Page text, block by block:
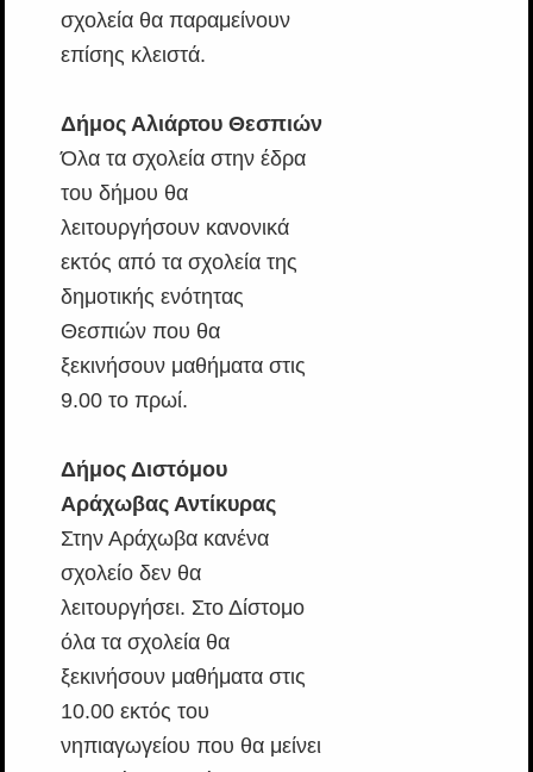
σχολεία θα παραμείνουν
επίσης κλειστά.
Δήμος Αλιάρτου Θεσπιών
Όλα τα σχολεία στην έδρα
του δήμου θα
λειτουργήσουν κανονικά
εκτός από τα σχολεία της
δημοτικής ενότητας
Θεσπιών που θα
ξεκινήσουν μαθήματα στις
9.00 το πρωί.
Δήμος Διστόμου
Αράχωβας Αντίκυρας
Στην Αράχωβα κανένα
σχολείο δεν θα
λειτουργήσει. Στο Δίστομο
όλα τα σχολεία θα
ξεκινήσουν μαθήματα στις
10.00 εκτός του
νηπιαγωγείου που θα μείνει